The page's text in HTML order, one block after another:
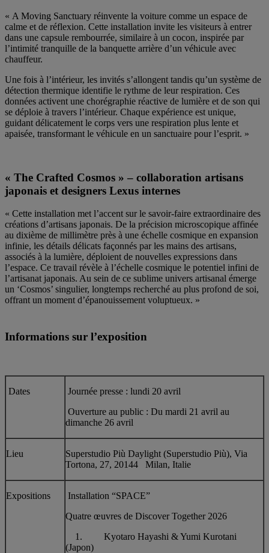
« A Moving Sanctuary réinvente la voiture comme un espace de
calme et de réflexion. Cette installation invite les visiteurs à entrer
dans une capsule rembourrée, similaire à un cocon, inspirée par
l’intimité tranquille de la banquette arrière d’un véhicule avec
chauffeur.
Une fois à l’intérieur, les invités s’allongent tandis qu’un système de
détection thermique identifie le rythme de leur respiration. Ces
données activent une chorégraphie réactive de lumière et de son qui
se déploie à travers l’intérieur. Chaque expérience est unique,
guidant délicatement le corps vers une respiration plus lente et
apaisée, transformant le véhicule en un sanctuaire pour l’esprit. »
« The Crafted Cosmos » – collaboration artisans
japonais et designers Lexus internes
« Cette installation met l’accent sur le savoir-faire extraordinaire des
créations d’artisans japonais. De la précision microscopique affinée
au dixième de millimètre près à une échelle cosmique en expansion
infinie, les détails délicats façonnés par les mains des artisans,
associés à la lumière, déploient de nouvelles expressions dans
l’espace. Ce travail révèle à l’échelle cosmique le potentiel infini de
l’artisanat japonais. Au sein de ce sublime univers artisanal émerge
un ‘Cosmos’ singulier, longtemps recherché au plus profond de soi,
offrant un moment d’épanouissement voluptueux. »
Informations sur l’exposition
Dates
Journée presse : lundi 20 avril
Ouverture au public : Du mardi 21 avril au
dimanche 26 avril
Lieu
Superstudio Più Daylight (Superstudio Più), Via
Tortona, 27, 20144 Milan, Italie
Expositions
Installation “SPACE”
Quatre œuvres de Discover Together 2026
1. Kyotaro Hayashi & Yumi Kurotani
(Japon)